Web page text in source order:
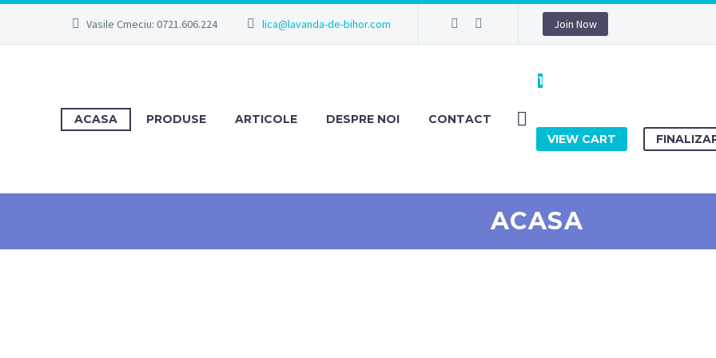
Vasile Cmeciu: 0721.606.224 lica@lavanda-de-bihor.com Join Now
ACASA PRODUSE ARTICOLE DESPRE NOI CONTACT
1
VIEW CART
ACASA